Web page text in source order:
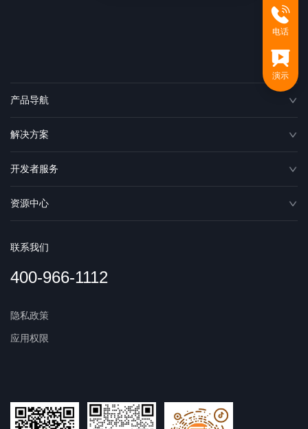
产品导航
解决方案
开发者服务
资源中心
联系我们
400-966-1112
隐私政策
应用权限
电话
演示